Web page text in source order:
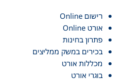
רישום Online
אורט Online
פתרון בחינות
בכירים במשק ממליצים
מכללות אורט
בוגרי אורט